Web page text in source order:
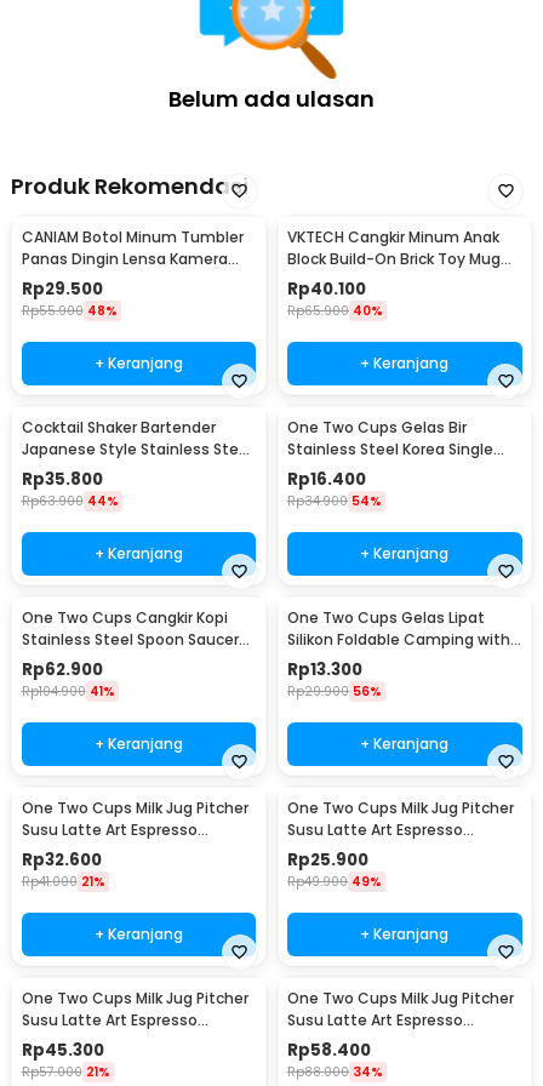
Belum ada ulasan
Produk Rekomendasi
CANIAM Botol Minum Tumbler
Panas Dingin Lensa Kamera
24-105mm 400ml
Rp29.500
Rp55.900 48%
+ Keranjang
VKTECH Cangkir Minum Anak
Block Build-On Brick Toy Mug
350ml - 936SN
Rp40.100
Rp65.900 40%
+ Keranjang
Cocktail Shaker Bartender
Japanese Style Stainless Steel
200ml
Rp35.800
Rp63.900 44%
+ Keranjang
One Two Cups Gelas Bir
Stainless Steel Korea Single
Wall Glass 180ml - J070
Rp16.400
Rp34.900 54%
+ Keranjang
One Two Cups Cangkir Kopi
Stainless Steel Spoon Saucer
Cup 120ml - 201
Rp62.900
Rp104.900 41%
+ Keranjang
One Two Cups Gelas Lipat
Silikon Foldable Camping with
Strap 200ml - F120
Rp13.300
Rp29.900 56%
+ Keranjang
One Two Cups Milk Jug Pitcher
Susu Latte Art Espresso
Stainless Steel 350ml - J068
Rp32.600
Rp41.000 21%
+ Keranjang
One Two Cups Milk Jug Pitcher
Susu Latte Art Espresso
Stainless Steel 150ml - J068
Rp25.900
Rp49.900 49%
+ Keranjang
One Two Cups Milk Jug Pitcher
Susu Latte Art Espresso
Stainless Steel 600ml - J068
Rp45.300
Rp57.000 21%
One Two Cups Milk Jug Pitcher
Susu Latte Art Espresso
Stainless Steel 900ml - J068
Rp58.400
Rp88.000 34%